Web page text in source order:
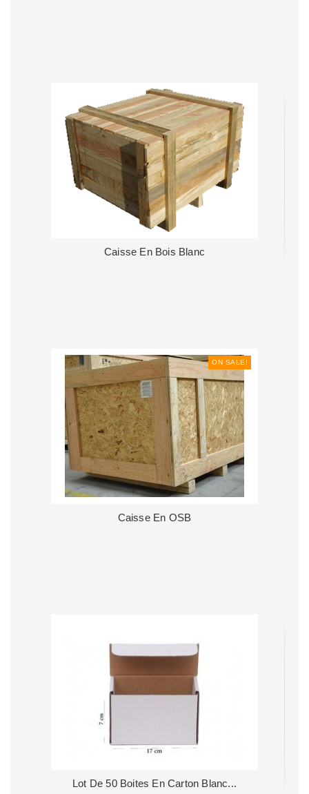
Caisse En Bois Blanc
ON SALE!
Caisse En OSB
Lot De 50 Boites En Carton Blanc...